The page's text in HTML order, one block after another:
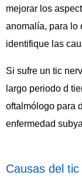
mejorar los
anomalía, para lo
identifique las
Si sufre un tic
largo periodo d
oftalmólogo para
enfermedad
Causas del